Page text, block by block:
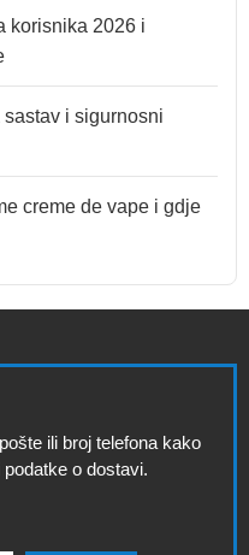
korisnika 2026 i
i sigurnosni
creme de vape i gdje
ili broj telefona kako
o dostavi.